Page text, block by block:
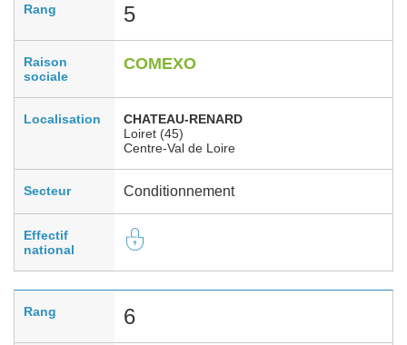
Rang 5
Raison
sociale
COMEXO
Localisation
CHATEAU-RENARD
Loiret (45)
Centre-Val de Loire
Secteur Conditionnement
Effectif
national
Rang 6